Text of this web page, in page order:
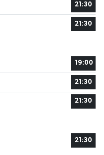
21:30
21:30
19:00
21:30
21:30
21:30